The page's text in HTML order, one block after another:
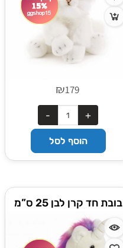
₪179
הוסף לסל
בובת חד קרן לבן 25 ס”מ